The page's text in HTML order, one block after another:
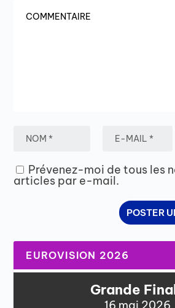
Prévenez-moi de tous les
articles par e-mail.
EUROVISION 2026
Grande